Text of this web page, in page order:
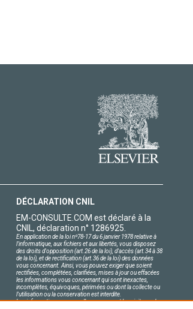
DÉCLARATION CNIL
EM-CONSULTE.COM est déclaré à la
CNIL, déclaration n° 1286925.
En application de la loi nº78-17 du 6 janvier 1978 relative à
l'informatique, aux fichiers et aux libertés, vous disposez
des droits d'opposition (art.26 de la loi), d'accès (art.34 à 38
de la loi), et de rectification (art.36 de la loi) des données
vous concernant. Ainsi, vous pouvez exiger que soient
rectifiées, complétées, clarifiées, mises à jour ou effacées
les informations vous concernant qui sont inexactes,
incomplètes, équivoques, périmées ou dont la collecte ou
l'utilisation ou la conservation est interdite.
Les informations personnelles concernant les visiteurs de